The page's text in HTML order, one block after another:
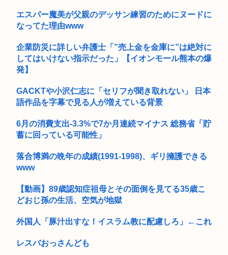
外環道と圏央道 事故でおわる 高市
【速報】田村保乃さん、その格好は夜の店じゃん・・・
エ口同人音声、ヒロイン死亡エンドがブームに
【高校野球】熊本代表の有明高校が9回2アウトから大逆転勝
大学教授「勉強もスポーツも親の収入で決まる。環境がないと
熊本県知事「ボランティア受け入れ態勢整いました！週末は万
全な準備...
トランプ「アメリカで産まれたら自動的にアメリカ国籍を付与
するのを...
遠距離の彼が自殺未遂で入院したらしいと聞いた。一晩中眠れ
ずに心配...
『徹子の部屋』きょう7日の内容を急きょ変更 「追悼・寿美花
代さん...
ケツで売れててプロゲーマーと結婚したグラドル、息子の「自
エスパー魔美が父親のデッサン練習のためにヌードに
なってた理由www
企業防災に詳しい弁護士「”売上金を金庫に”は絶対に
してはいけない指示だった」【イオンモール熊本の爆
発】
GACKTや小沢仁志に「セリフが聞き取れない」 日本
語作品を字幕で見る人が増えている背景
6月の消費支出-3.3%で7か月連続マイナス 総務省「貯
蓄に回っている可能性」
落合博満の晩年の成績(1991-1998)、ギリ擁護できる
www
【動画】89歳認知症祖母とその面倒を見てる35歳こ
どおじ孫の生活、空気が地獄
外国人「豚汁出すな！イスラム教に配慮しろ」←これ
レスバおっさんども